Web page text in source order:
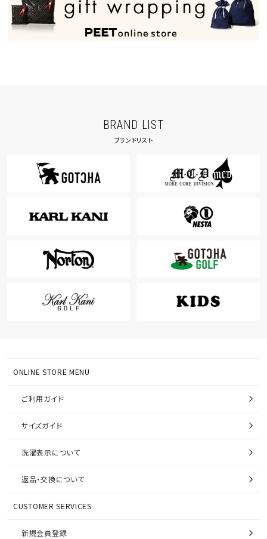
BRAND LIST
ブランドリスト
ONLINE STORE MENU
ご利用ガイド
サイズガイド
洗濯表示について
返品・交換について
CUSTOMER SERVICES
新規会員登録